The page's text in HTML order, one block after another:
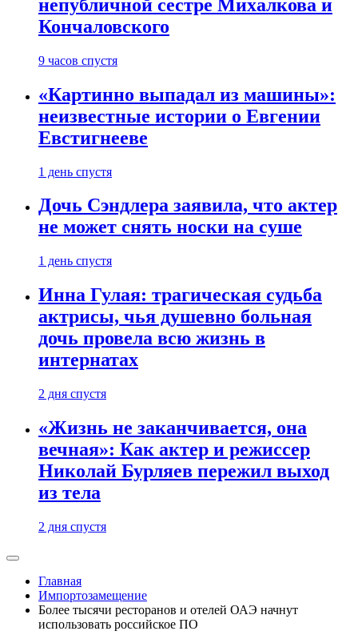
непубличной сестре Михалкова и
Кончаловского
9 часов спустя
«Картинно выпадал из машины»:
неизвестные истории о Евгении
Евстигнееве
1 день спустя
Дочь Сэндлера заявила, что актер
не может снять носки на суше
1 день спустя
Инна Гулая: трагическая судьба
актрисы, чья душевно больная
дочь провела всю жизнь в
интернатах
2 дня спустя
«Жизнь не заканчивается, она
вечная»: Как актер и режиссер
Николай Бурляев пережил выход
из тела
2 дня спустя
Главная
Импортозамещение
Более тысячи ресторанов и отелей ОАЭ начнут
использовать российское ПО